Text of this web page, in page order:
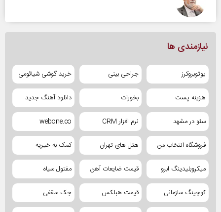
نیازمندی ها
یوتوبروکرز جراحی بینی خرید گوشی شیائومی
هزینه پست بخورات دانلود آهنگ جدید
سئو در مشهد نرم افزار CRM webone.co
فروشگاه انتخاب من هتل های تهران کمک به خیریه
میکروبلیدینگ ابرو قیمت ضایعات آهن مفتول سیاه
کوچینگ سازمانی قیمت هبلکس جک سقفی